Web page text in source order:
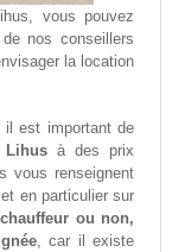
vous pouvez
nos conseillers
la location
il est important de
à des prix
vous renseignent
en particulier sur
ou non,
, car il existe